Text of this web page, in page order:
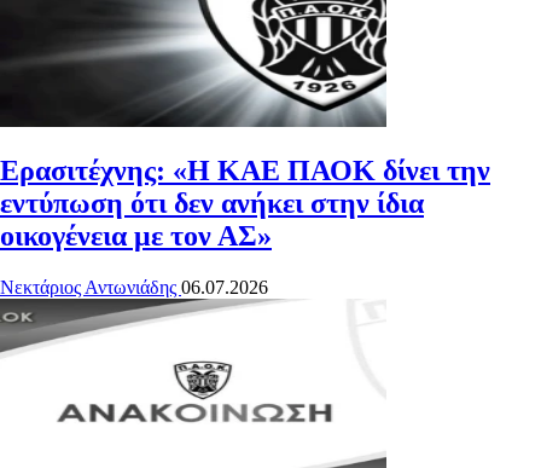
Ερασιτέχνης: «Η ΚΑΕ ΠΑΟΚ δίνει την
εντύπωση ότι δεν ανήκει στην ίδια
οικογένεια με τον ΑΣ»
Νεκτάριος Αντωνιάδης 06.07.2026